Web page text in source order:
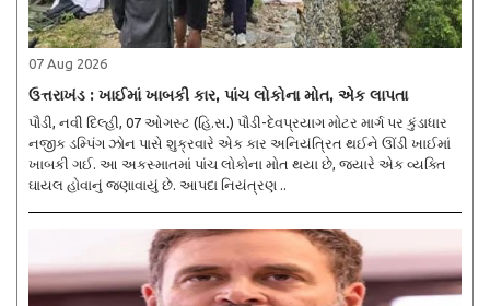
07 Aug 2026
ઉત્તરાખંડ : ખાઈમાં ખાબકી કાર, પાંચ લોકોના મોત, એક લાપતા
પૌડી, નવી દિલ્હી, 07 ઓગસ્ટ (હિ.સ.) પૌડી-દેવપ્રયાગ મોટર માર્ગ પર કુંડાધાર
નજીક ડમ્પિંગ ઝોન પાસે શુક્રવારે એક કાર અનિયંત્રિત થઈને ઊંડી ખાઈમાં
ખાબકી ગઈ. આ અકસ્માતમાં પાંચ લોકોના મોત થયા છે, જ્યારે એક વ્યક્તિ
ઘાયલ હોવાનું જણાવાયું છે. આપદા નિયંત્રણ ..